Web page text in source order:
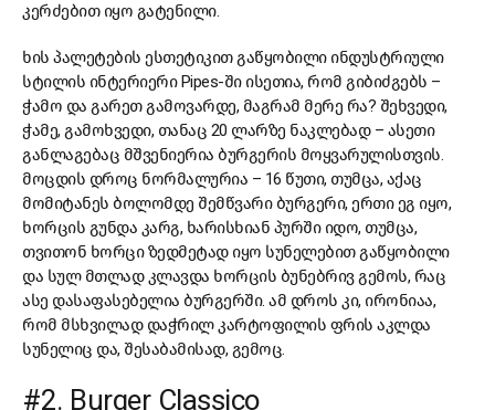
კერძებით იყო გატენილი.
ხის პალეტების ესთეტიკით გაწყობილი ინდუსტრიული
სტილის ინტერიერი Pipes-ში ისეთია, რომ გიბიძგებს –
ჭამო და გარეთ გამოვარდე, მაგრამ მერე რა? შეხვედი,
ჭამე, გამოხვედი, თანაც 20 ლარზე ნაკლებად – ასეთი
განლაგებაც მშვენიერია ბურგერის მოყვარულისთვის.
მოცდის დროც ნორმალურია – 16 წუთი, თუმცა, აქაც
მომიტანეს ბოლომდე შემწვარი ბურგერი, ერთი ეგ იყო,
ხორცის გუნდა კარგ, ხარისხიან პურში იდო, თუმცა,
თვითონ ხორცი ზედმეტად იყო სუნელებით გაწყობილი
და სულ მთლად კლავდა ხორცის ბუნებრივ გემოს, რაც
ასე დასაფასებელია ბურგერში. ამ დროს კი, ირონიაა,
რომ მსხვილად დაჭრილ კარტოფილის ფრის აკლდა
სუნელიც და, შესაბამისად, გემოც.
#2. Burger Classico